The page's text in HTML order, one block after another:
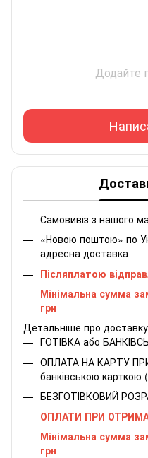
Додайте
Самовивіз з нашого
«Новою поштою» по
адресна доставка
Післяплатою
Мінімальна сумма
грн
Детальніше про доставку
ГОТІВКА або
ОПЛАТА НА КАРТУ
банківською карткою
БЕЗГОТІВКОВИЙ
ОПЛАТИ ПРИ
Мінімальна сумма
грн